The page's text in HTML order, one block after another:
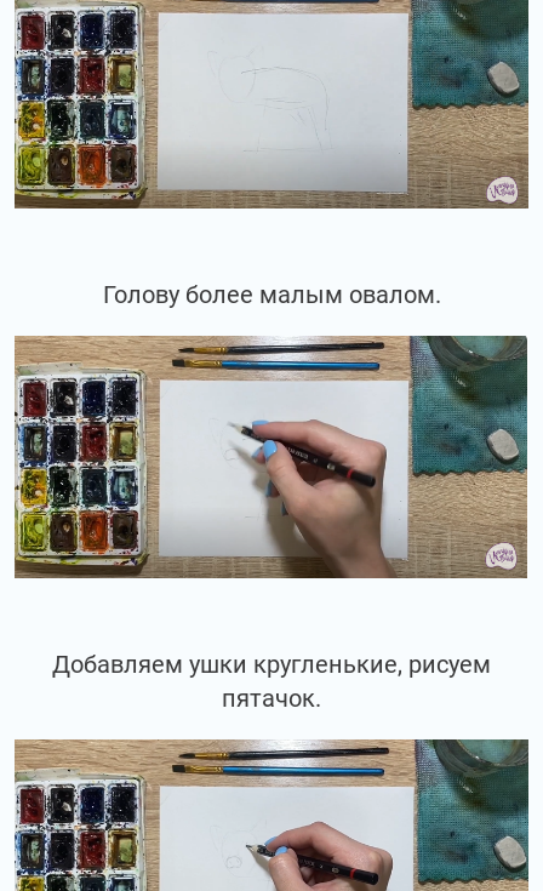
Голову более малым овалом.
Добавляем ушки кругленькие, рисуем
пятачок.